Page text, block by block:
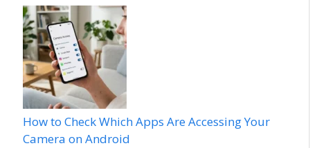
How to Check Which Apps Are Accessing Your
Camera on Android